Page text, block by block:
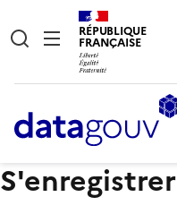
RÉPUBLIQUE
FRANÇAISE
S'enregistrer